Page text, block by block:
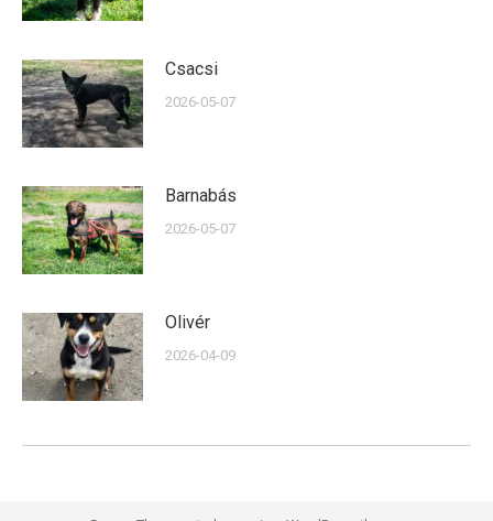
Csacsi
2026-05-07
Barnabás
2026-05-07
Olivér
2026-04-09